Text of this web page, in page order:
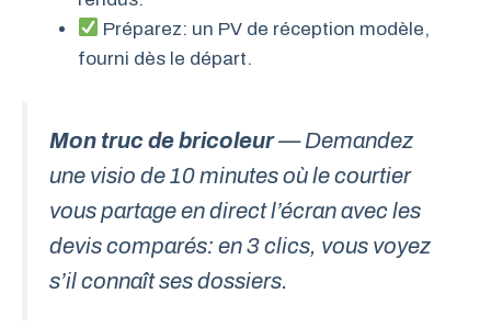
Préparez: un PV de réception modèle,
fourni dès le départ.
Mon truc de bricoleur— Demandez
une visio de 10 minutes où le courtier
vous partage en direct l’écran avec les
devis comparés: en 3 clics, vous voyez
s’il connaît ses dossiers.